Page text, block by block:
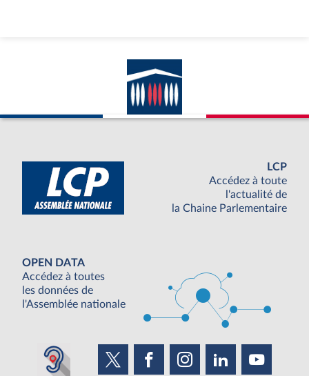
LCP
Accédez à toute
l'actualité de
la Chaine Parlementaire
OPEN DATA
Accédez à toutes
les données de
l'Assemblée nationale